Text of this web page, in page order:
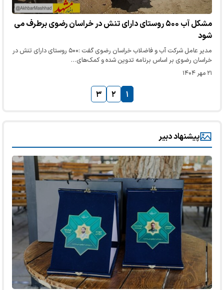
مشکل آب ۵۰۰ روستای دارای تنش در خراسان رضوی برطرف می
شود
مدیر عامل شرکت آب و فاضلاب خراسان رضوی گفت :۵۰۰ روستای دارای تنش در
خراسان رضوی بر اساس برنامه تدوین شده و کمک‌های…
۲۱ مهر ۱۴۰۴
۱ ۲ ۳
پیشنهاد دبیر